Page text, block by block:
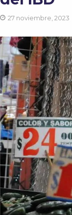
27 noviembre, 2023